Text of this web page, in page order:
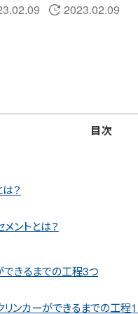
2023.02.09
目次
？
メントとは？
できるまでの工程3つ
リンカーができるまでの工程1